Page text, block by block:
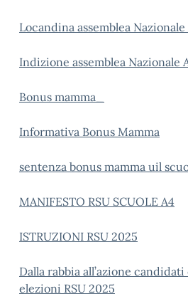
Locandina assemblea
Indizione assemblea Nazionale
Bonus mamma_
Informativa Bonus Mamma
sentenza bonus mamma uil
MANIFESTO RSU SCUOLE A4
ISTRUZIONI RSU 2025
Dalla rabbia all’azione candidati
elezioni RSU 2025